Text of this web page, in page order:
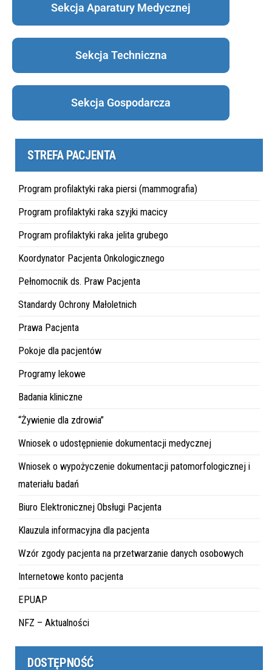
Sekcja Aparatury Medycznej
Sekcja Techniczna
Sekcja Gospodarcza
STREFA PACJENTA
Program profilaktyki raka piersi (mammografia)
Program profilaktyki raka szyjki macicy
Program profilaktyki raka jelita grubego
Koordynator Pacjenta Onkologicznego
Pełnomocnik ds. Praw Pacjenta
Standardy Ochrony Małoletnich
Prawa Pacjenta
Pokoje dla pacjentów
Programy lekowe
Badania kliniczne
“Żywienie dla zdrowia”
Wniosek o udostępnienie dokumentacji medycznej
Wniosek o wypożyczenie dokumentacji patomorfologicznej i
materiału badań
Biuro Elektronicznej Obsługi Pacjenta
Klauzula informacyjna dla pacjenta
Wzór zgody pacjenta na przetwarzanie danych osobowych
Internetowe konto pacjenta
EPUAP
NFZ – Aktualności
DOSTĘPNOŚĆ